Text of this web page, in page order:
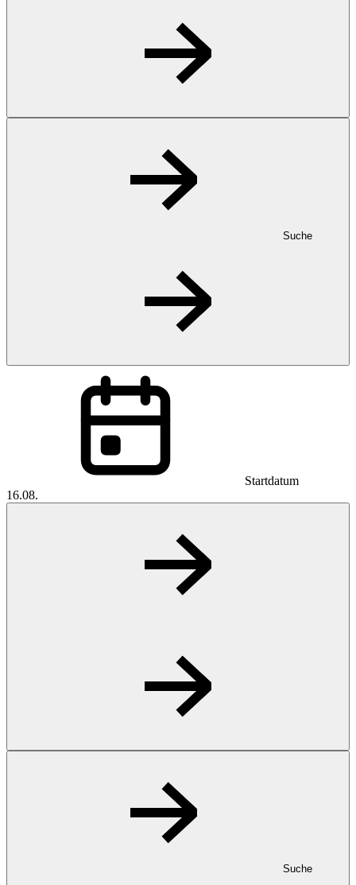
Suche
Startdatum
16.08.
Suche